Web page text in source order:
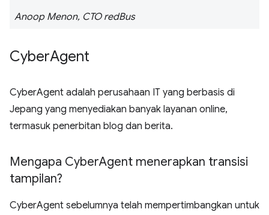
Anoop Menon, CTO redBus
CyberAgent
CyberAgent adalah perusahaan IT yang berbasis di
Jepang yang menyediakan banyak layanan online,
termasuk penerbitan blog dan berita.
Mengapa CyberAgent menerapkan transisi
tampilan?
CyberAgent sebelumnya telah mempertimbangkan untuk